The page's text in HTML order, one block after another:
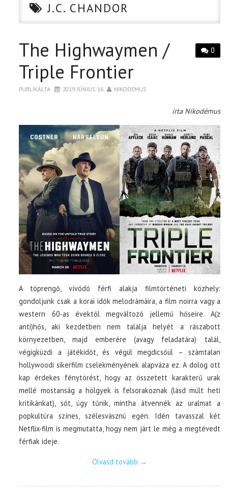
CIKK
PÓLÓ RENDELÉS
J.C. CHANDOR
0
The Highwaymen /
Triple Frontier
PUBLIKÁLTA 2019. JÚNIUS 16. NIKODEMUS
írta Nikodémus
A töprengő, vívódó férfi alakja filmtörténeti közhely:
gondoljunk csak a korai idők melodrámáira, a film noirra vagy a
western 60-as évektől megváltozó jellemű hőseire. A(z
anti)hős, aki kezdetben nem találja helyét a rászabott
környezetben, majd emberére (avagy feladatára) talál,
végigküzdi a játékidőt, és végül megdicsőül – számtalan
hollywoodi sikerfilm cselekményének alapváza ez. A dolog ott
kap érdekes fénytörést, hogy az összetett karakterű urak
mellé mostanság a hölgyek is felsorakoznak (lásd múlt heti
kritikánkat), sőt, úgy tűnik, mintha átvennék az uralmat a
popkultúra színes, szélesvásznú egén. Idén tavasszal két
Netflix-film is megmutatta, hogy nem járt le még a megtévedt
férfiak ideje.
Olvasd tovább →